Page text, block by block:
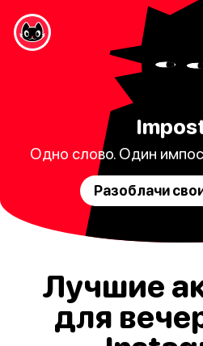
Одно слово. Один
Разоблачи
Лучшие
для